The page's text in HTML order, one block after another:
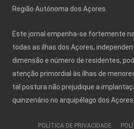
Região Autónoma dos Açores.
Este jornal empenha-se fortemente
todas as ilhas dos Açores,
dimensão e número de residentes,
atenção primordial às ilhas de
tal postura não prejudique a
quinzenário no arquipélago dos Açores.
POLÍTICA DE PRIVACIDADE